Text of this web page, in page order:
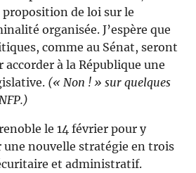
proposition de loi sur le
organisée. J’espère que
comme au Sénat, seront
à la République une
(« Non ! » sur quelques
le 14 février pour y
nouvelle stratégie en trois
et administratif.